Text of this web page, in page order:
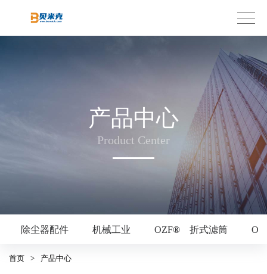
产品中心
Product Center
除尘器配件 机械工业 OZF® 折式滤筒
首页 > 产品中心